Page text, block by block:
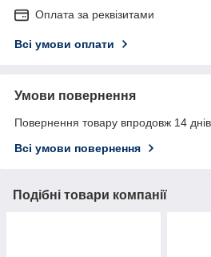
Оплата за реквізитами
Всі умови оплати
Умови повернення
Повернення товару впродовж 14
Всі умови повернення
Подібні товари компанії